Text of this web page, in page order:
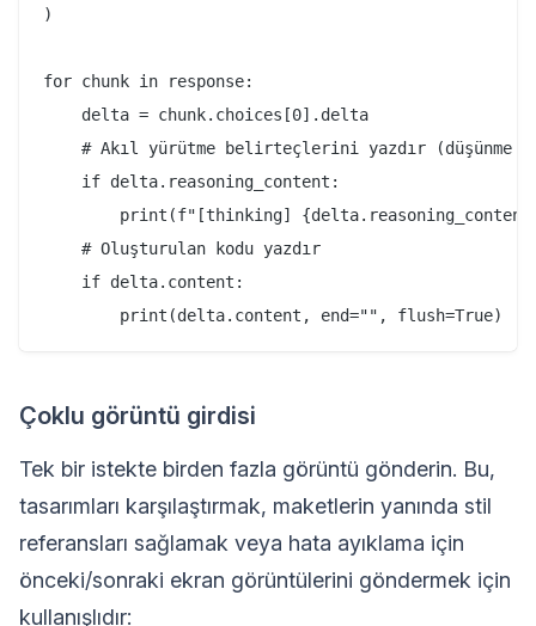
)
for chunk in response:
    delta = chunk.choices[0].delta
# Akıl yürütme belirteçlerini yazdır (düşünme
    if delta.reasoning_content:
print(f"[thinking]
    # Oluşturulan kodu yazdır
    if delta.content:
Çoklu görüntü girdisi
Tek bir istekte birden fazla görüntü gönderin. Bu,
tasarımları karşılaştırmak, maketlerin yanında stil
referansları sağlamak veya hata ayıklama için
önceki/sonraki ekran görüntülerini göndermek için
kullanışlıdır: